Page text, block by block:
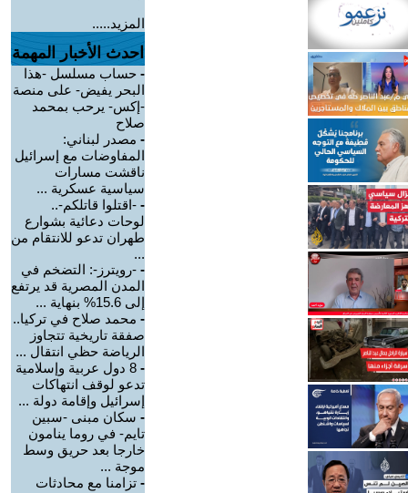
المزيد.....
احدث الأخبار المهمة
- حساب مسلسل -هذا
البحر يفيض- على منصة
-إكس- يرحب بمحمد
صلاح
- مصدر لبناني:
المفاوضات مع إسرائيل
ناقشت مسارات
سياسية عسكرية ...
- -اقتلوا قاتلكم-..
لوحات دعائية بشوارع
طهران تدعو للانتقام من
...
- -رويترز-: التضخم في
المدن المصرية قد يرتفع
إلى 15.6% بنهاية ...
- محمد صلاح في تركيا..
صفقة تاريخية تتجاوز
الرياضة حظي انتقال ...
-
8 دول عربية وإسلامية
تدعو لوقف انتهاكات
إسرائيل وإقامة دولة ...
- سكان مبنى -سبين
تايم- في روما ينامون
خارجا بعد حريق وسط
موجة ...
- تزامنا مع محادثات